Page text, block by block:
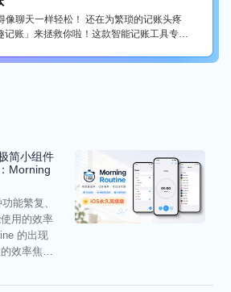
像聊天一样轻松！ 还在为繁琐的记账头疼
记账」来拯救你啦！这款智能记账工具专为
简小组件
Morning
能繁复、
用的效率
的出现
效率焦